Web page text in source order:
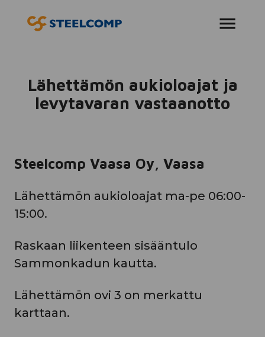
Lähettämön aukioloajat ja
levytavaran vastaanotto
Steelcomp Vaasa Oy, Vaasa
Lähettämön aukioloajat ma-pe 06:00-
15:00.
Raskaan liikenteen sisääntulo
Sammonkadun kautta.
Lähettämön ovi 3 on merkattu
karttaan.